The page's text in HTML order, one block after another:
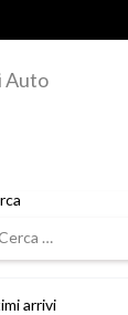
Auto
arrivi